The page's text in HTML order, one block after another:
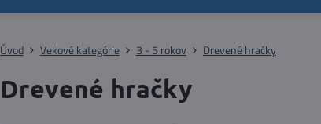
Úvod Vekové kategórie 3 - 5 rokov Drevené hračky
Drevené hračky